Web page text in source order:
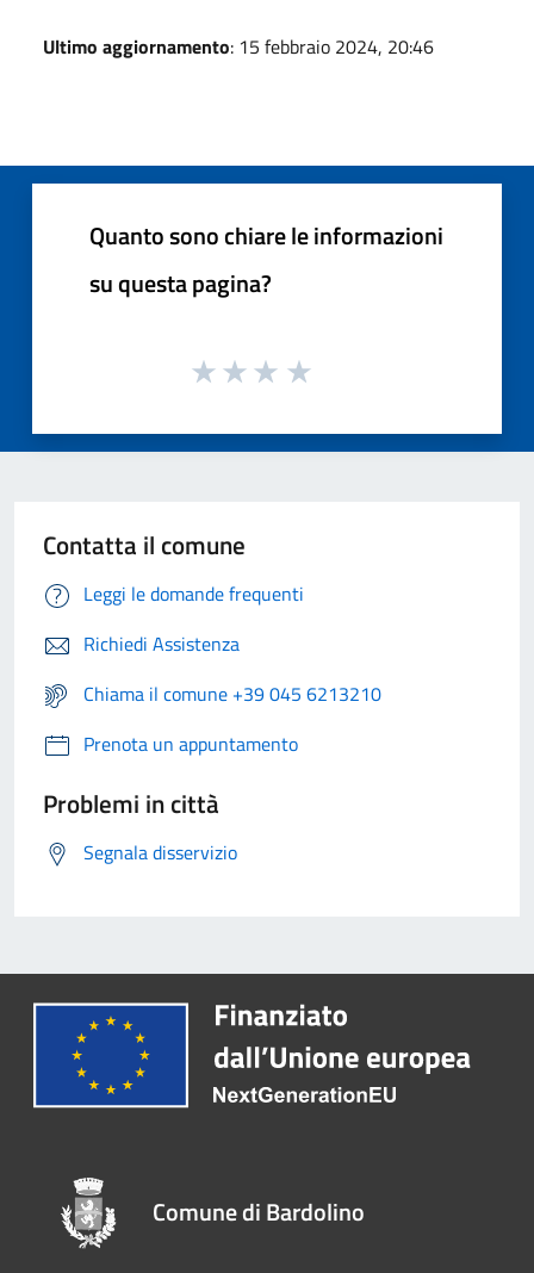
Ultimo aggiornamento: 15 febbraio 2024, 20:46
Quanto sono chiare le informazioni
su questa pagina?
Contatta il comune
Leggi le domande frequenti
Richiedi Assistenza
Chiama il comune +39 045 6213210
Prenota un appuntamento
Problemi in città
Segnala disservizio
Comune di Bardolino